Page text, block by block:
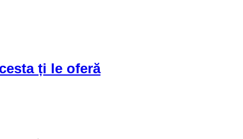
ți le oferă